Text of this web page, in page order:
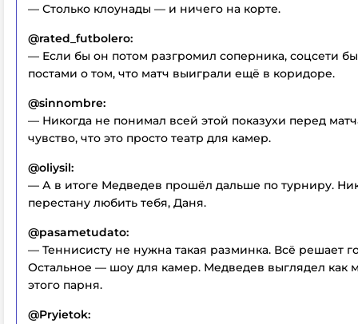
— Столько клоунады — и ничего на корте.
@rated_futbolero:
— Если бы он потом разгромил соперника, соцсети
постами о том, что матч выиграли ещё в коридоре.
@sinnombre:
— Никогда не понимал всей этой показухи перед
чувство, что это просто театр для камер.
@oliysil:
— А в итоге Медведев прошёл дальше по турниру.
перестану любить тебя, Даня.
@pasametudato:
— Теннисисту не нужна такая разминка. Всё решает
Остальное — шоу для камер. Медведев выглядел как
этого парня.
@Pryietok: